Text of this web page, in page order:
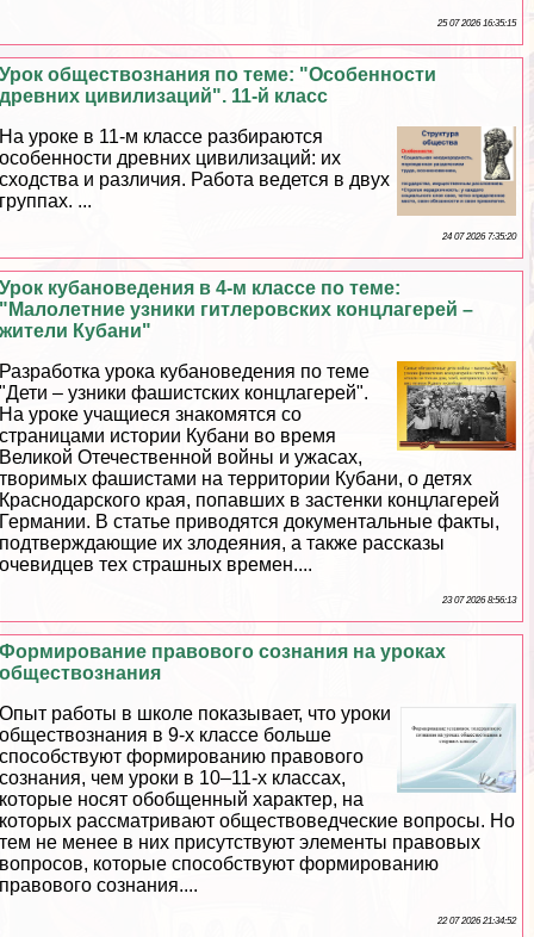
25 07 2026 16:35:15
Урок обществознания по теме: "Особенности
древних цивилизаций". 11-й класс
На уроке в 11-м классе разбираются
особенности древних цивилизаций: их
сходства и различия. Работа ведется в двух
группах. ...
24 07 2026 7:35:20
Урок кубановедения в 4-м классе по теме:
"Малолетние узники гитлеровских концлагерей –
жители Кубани"
Разработка урока кубановедения по теме
"Дети – узники фашистских концлагерей".
На уроке учащиеся знакомятся со
страницами истории Кубани во время
Великой Отечественной войны и ужасах,
творимых фашистами на территории Кубани, о детях
Краснодарского края, попавших в застенки концлагерей
Германии. В статье приводятся документальные факты,
подтверждающие их злодеяния, а также рассказы
очевидцев тех страшных времен....
23 07 2026 8:56:13
Формирование правового сознания на уроках
обществознания
Опыт работы в школе показывает, что уроки
обществознания в 9-х классе больше
способствуют формированию правового
сознания, чем уроки в 10–11-х классах,
которые носят обобщенный хаpaктер, на
которых рассматривают обществоведческие вопросы. Но
тем не менее в них присутствуют элементы правовых
вопросов, которые способствуют формированию
правового сознания....
22 07 2026 21:34:52